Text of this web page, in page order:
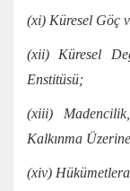
(xi) Küresel Göç
(xii) Küresel
Enstitüsü;
(xiii)
Kalkınma
(xiv)